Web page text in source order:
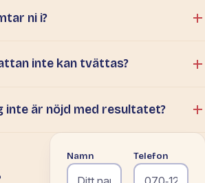
ni i?
inte kan tvättas?
inte är nöjd med resultatet?
Namn Telefon